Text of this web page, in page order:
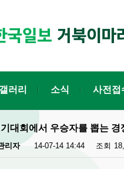
갤러리 소식 사전접
대회에서 우승자를 뽑는 경
리자 14-07-14 14:44 조회